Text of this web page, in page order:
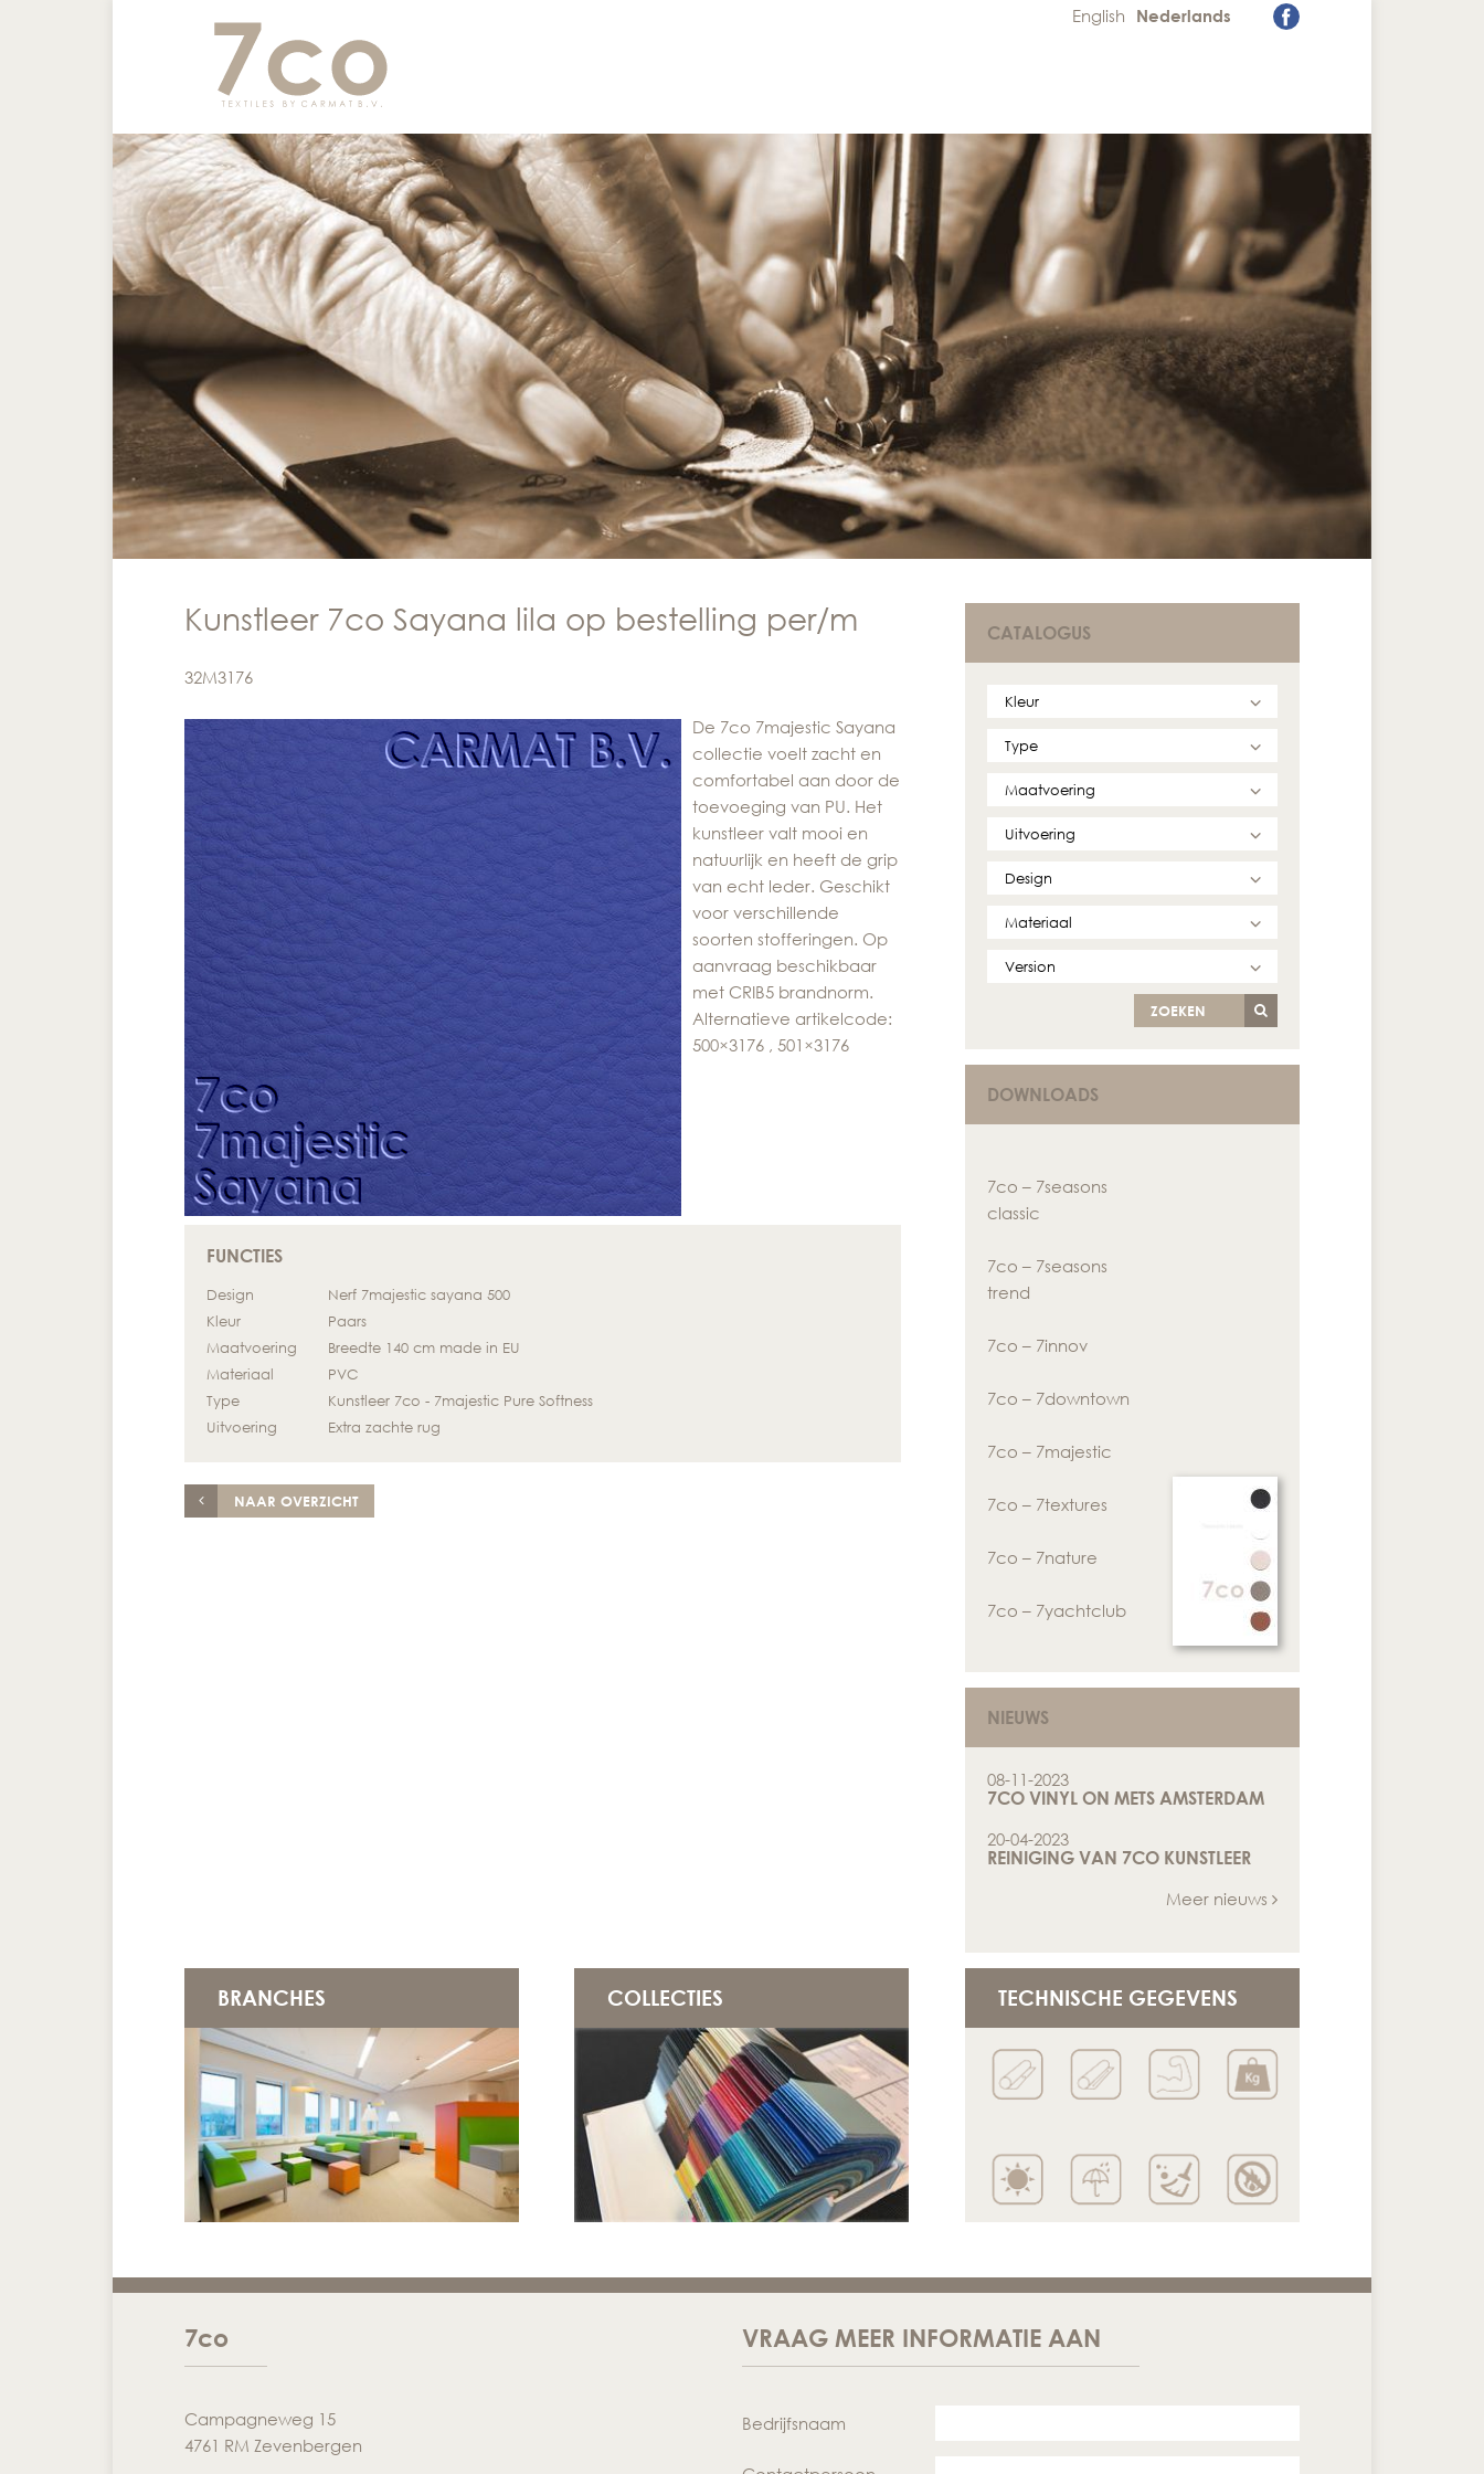
English Nederlands
Kunstleer 7co Sayana lila op bestelling per/m
32M3176
De 7co 7majestic Sayana
collectie voelt zacht en
comfortabel aan door de
toevoeging van PU. Het
kunstleer valt mooi en
natuurlijk en heeft de grip
van echt leder. Geschikt
voor verschillende
soorten stofferingen. Op
aanvraag beschikbaar
met CRIB5 brandnorm.
Alternatieve artikelcode:
500×3176 , 501×3176
FUNCTIES
Design
Nerf 7majestic sayana 500
Kleur
Paars
Maatvoering
Breedte 140 cm made in EU
Materiaal
PVC
Type
Kunstleer 7co - 7majestic Pure Softness
Uitvoering
Extra zachte rug
NAAR OVERZICHT
CATALOGUS
ZOEKEN
DOWNLOADS
7co – 7seasons
classic
7co – 7seasons
trend
7co – 7innov
7co – 7downtown
7co – 7majestic
7co – 7textures
7co – 7nature
7co – 7yachtclub
NIEUWS
08-11-2023
7CO VINYL ON METS AMSTERDAM
20-04-2023
REINIGING VAN 7CO KUNSTLEER
Meer nieuws
BRANCHES COLLECTIES TECHNISCHE GEGEVENS
7co
Campagneweg 15
4761 RM Zevenbergen
VRAAG MEER INFORMATIE AAN
Bedrijfsnaam